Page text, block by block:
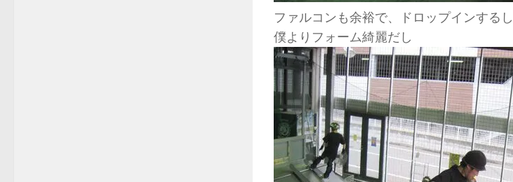
ファルコンも余裕で、ドロップインするし
僕よりフォーム綺麗だし